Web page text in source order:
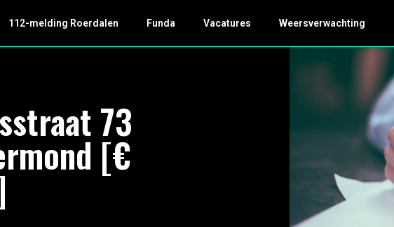
112-melding Roerdalen Funda Vacatures Weersverwachting
73
[€